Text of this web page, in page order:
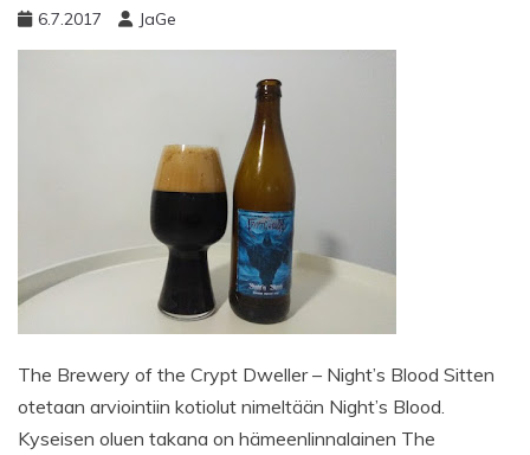
6.7.2017 JaGe
The Brewery of the Crypt Dweller – Night’s Blood Sitten
otetaan arviointiin kotiolut nimeltään Night’s Blood.
Kyseisen oluen takana on hämeenlinnalainen The